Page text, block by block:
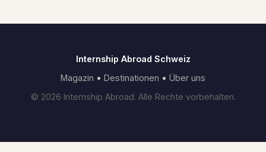
Internship Abroad Schweiz
Magazin • Destinationen • Über uns
© 2026 Internship Abroad. Alle Rechte vorbehalten.